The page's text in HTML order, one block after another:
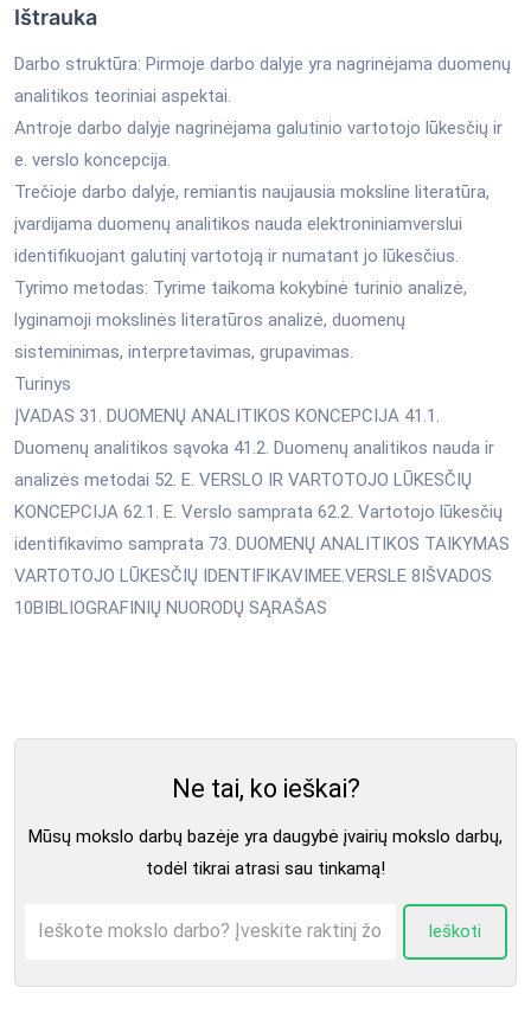
Ištrauka
Darbo struktūra: Pirmoje darbo dalyje yra nagrinėjama duomenų
analitikos teoriniai aspektai.
Antroje darbo dalyje nagrinėjama galutinio vartotojo lūkesčių ir
e. verslo koncepcija.
Trečioje darbo dalyje, remiantis naujausia moksline literatūra,
įvardijama duomenų analitikos nauda elektroniniamverslui
identifikuojant galutinį vartotoją ir numatant jo lūkesčius.
Tyrimo metodas: Tyrime taikoma kokybinė turinio analizė,
lyginamoji mokslinės literatūros analizė, duomenų
sisteminimas, interpretavimas, grupavimas.
Turinys
ĮVADAS 31. DUOMENŲ ANALITIKOS KONCEPCIJA 41.1.
Duomenų analitikos sąvoka 41.2. Duomenų analitikos nauda ir
analizės metodai 52. E. VERSLO IR VARTOTOJO LŪKESČIŲ
KONCEPCIJA 62.1. E. Verslo samprata 62.2. Vartotojo lūkesčių
identifikavimo samprata 73. DUOMENŲ ANALITIKOS TAIKYMAS
VARTOTOJO LŪKESČIŲ IDENTIFIKAVIMEE.VERSLE 8IŠVADOS
10BIBLIOGRAFINIŲ NUORODŲ SĄRAŠAS
Ne tai, ko ieškai?
Mūsų mokslo darbų bazėje yra daugybė įvairių mokslo darbų,
todėl tikrai atrasi sau tinkamą!
Ieškoti